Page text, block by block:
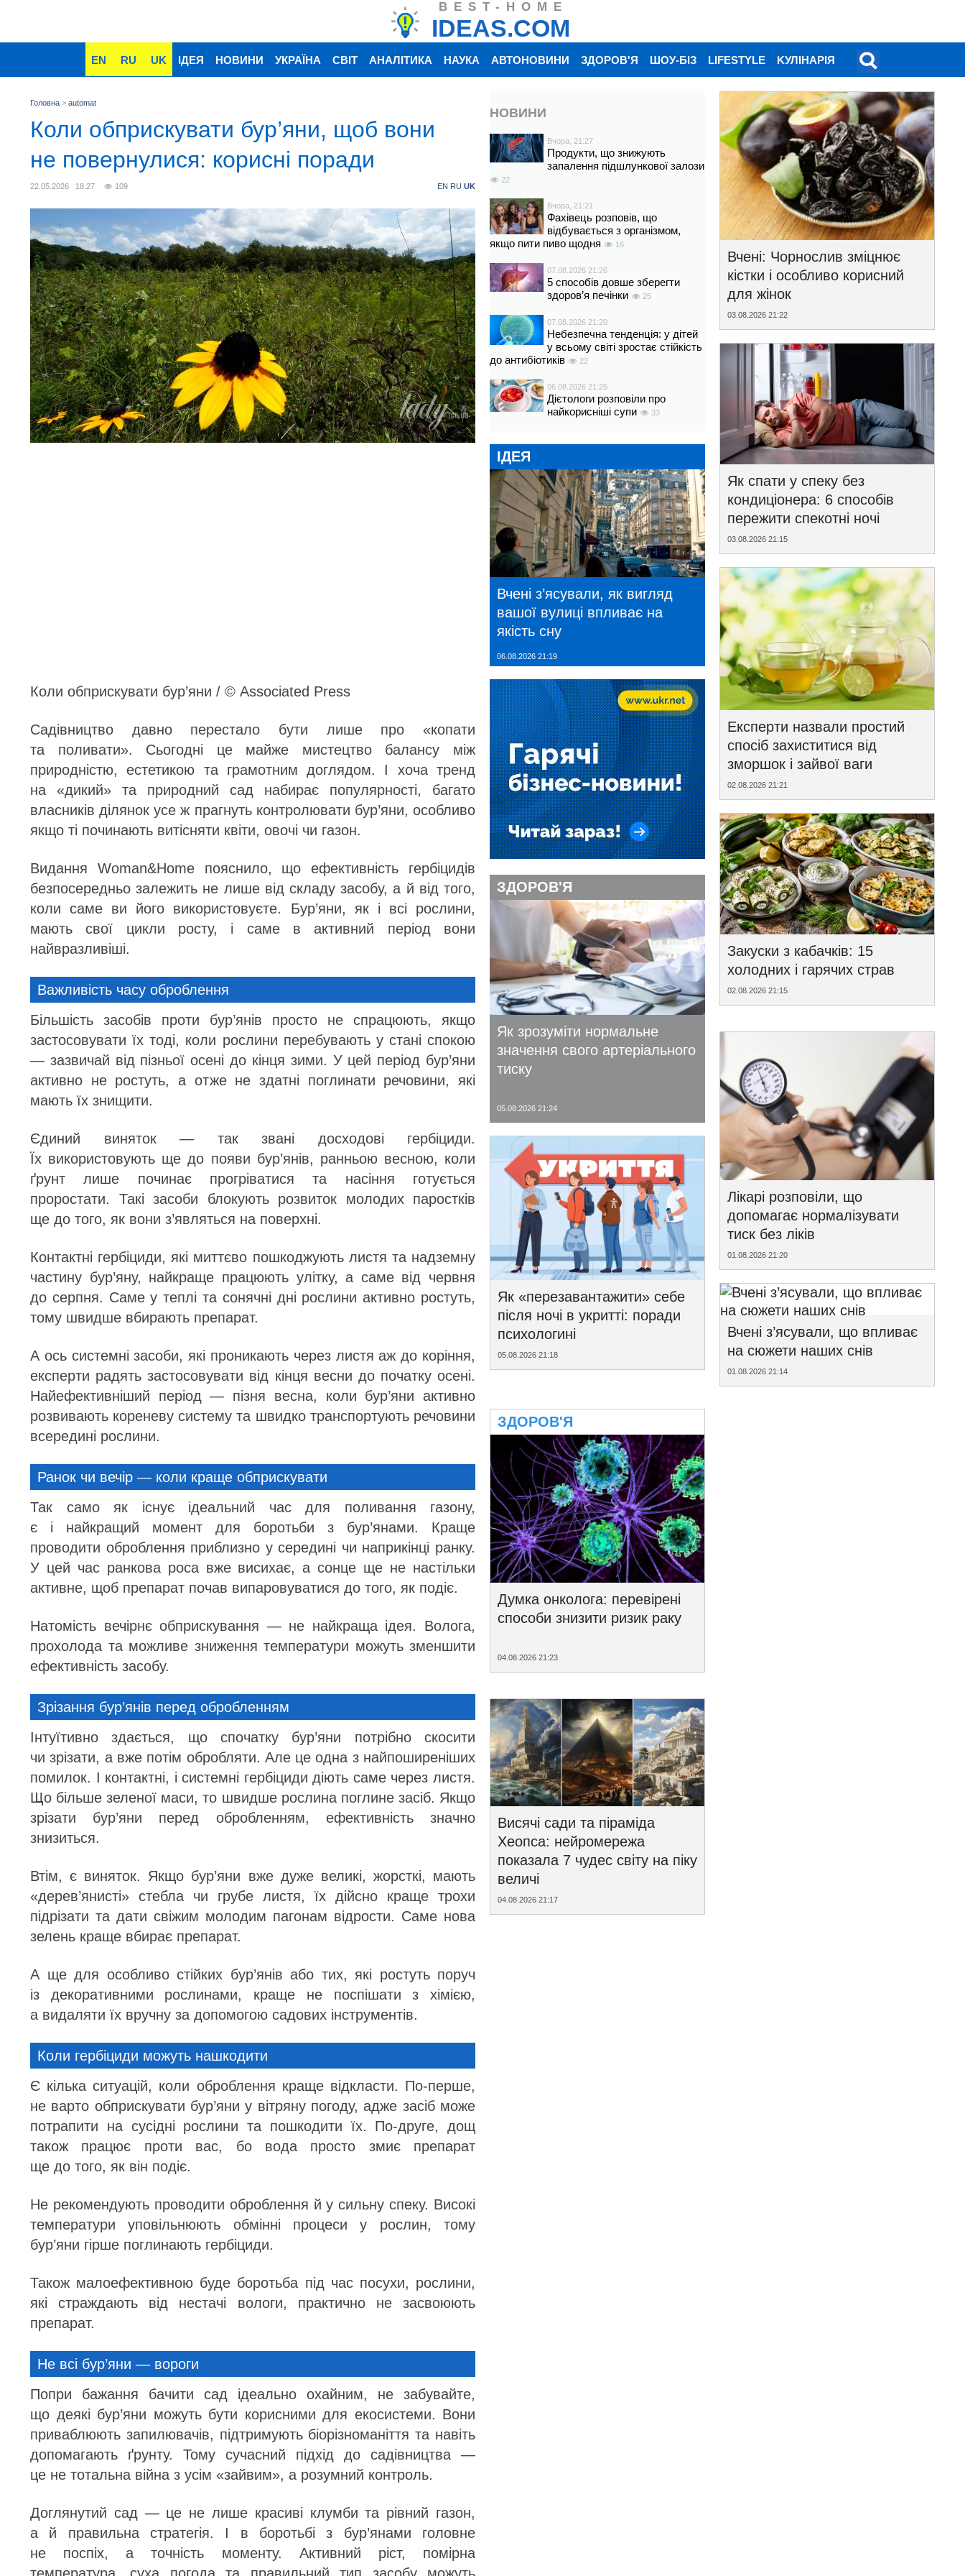
BEST-HOME
IDEAS.COM
EN RU UK ІДЕЯ НОВИНИ УКРАЇНА СВІТ АНАЛІТИКА НАУКА АВТОНОВИНИ ЗДОРОВ'Я ШОУ-БІЗ LIFESTYLE KУЛІНАРІЯ
Головна > automat
Коли обприскувати бур’яни, щоб вони
не повернулися: корисні поради
22.05.2026 18:27 109 EN RU UK
Коли обприскувати бур’яни / © Associated Press
Садівництво давно перестало бути лише про «копати
та поливати». Сьогодні це майже мистецтво балансу між
природністю, естетикою та грамотним доглядом. І хоча тренд
на «дикий» та природний сад набирає популярності, багато
власників ділянок усе ж прагнуть контролювати бур’яни, особливо
якщо ті починають витісняти квіти, овочі чи газон.
Видання Woman&Home пояснило, що ефективність гербіцидів
безпосередньо залежить не лише від складу засобу, а й від того,
коли саме ви його використовуєте. Бур’яни, як і всі рослини,
мають свої цикли росту, і саме в активний період вони
найвразливіші.
Важливість часу оброблення
Більшість засобів проти бур’янів просто не спрацюють, якщо
застосовувати їх тоді, коли рослини перебувають у стані спокою
— зазвичай від пізньої осені до кінця зими. У цей період бур’яни
активно не ростуть, а отже не здатні поглинати речовини, які
мають їх знищити.
Єдиний виняток — так звані досходові гербіциди.
Їх використовують ще до появи бур’янів, ранньою весною, коли
ґрунт лише починає прогріватися та насіння готується
проростати. Такі засоби блокують розвиток молодих паростків
ще до того, як вони з’являться на поверхні.
Контактні гербіциди, які миттєво пошкоджують листя та надземну
частину бур’яну, найкраще працюють улітку, а саме від червня
до серпня. Саме у теплі та сонячні дні рослини активно ростуть,
тому швидше вбирають препарат.
А ось системні засоби, які проникають через листя аж до коріння,
експерти радять застосовувати від кінця весни до початку осені.
Найефективніший період — пізня весна, коли бур’яни активно
розвивають кореневу систему та швидко транспортують речовини
всередині рослини.
Ранок чи вечір — коли краще обприскувати
Так само як існує ідеальний час для поливання газону,
є і найкращий момент для боротьби з бур’янами. Краще
проводити оброблення приблизно у середині чи наприкінці ранку.
У цей час ранкова роса вже висихає, а сонце ще не настільки
активне, щоб препарат почав випаровуватися до того, як подіє.
Натомість вечірнє обприскування — не найкраща ідея. Волога,
прохолода та можливе зниження температури можуть зменшити
ефективність засобу.
Зрізання бур’янів перед обробленням
Інтуїтивно здається, що спочатку бур’яни потрібно скосити
чи зрізати, а вже потім обробляти. Але це одна з найпоширеніших
помилок. І контактні, і системні гербіциди діють саме через листя.
Що більше зеленої маси, то швидше рослина поглине засіб. Якщо
зрізати бур’яни перед обробленням, ефективність значно
знизиться.
Втім, є виняток. Якщо бур’яни вже дуже великі, жорсткі, мають
«дерев’янисті» стебла чи грубе листя, їх дійсно краще трохи
підрізати та дати свіжим молодим пагонам відрости. Саме нова
зелень краще вбирає препарат.
А ще для особливо стійких бур’янів або тих, які ростуть поруч
із декоративними рослинами, краще не поспішати з хімією,
а видаляти їх вручну за допомогою садових інструментів.
Коли гербіциди можуть нашкодити
Є кілька ситуацій, коли оброблення краще відкласти. По-перше,
не варто обприскувати бур’яни у вітряну погоду, адже засіб може
потрапити на сусідні рослини та пошкодити їх. По-друге, дощ
також працює проти вас, бо вода просто змиє препарат
ще до того, як він подіє.
Не рекомендують проводити оброблення й у сильну спеку. Високі
температури уповільнюють обмінні процеси у рослин, тому
бур’яни гірше поглинають гербіциди.
Також малоефективною буде боротьба під час посухи, рослини,
які страждають від нестачі вологи, практично не засвоюють
препарат.
Не всі бур’яни — вороги
Попри бажання бачити сад ідеально охайним, не забувайте,
що деякі бур’яни можуть бути корисними для екосистеми. Вони
приваблюють запилювачів, підтримують біорізноманіття та навіть
допомагають ґрунту. Тому сучасний підхід до садівництва —
це не тотальна війна з усім «зайвим», а розумний контроль.
Доглянутий сад — це не лише красиві клумби та рівний газон,
а й правильна стратегія. І в боротьбі з бур’янами головне
не поспіх, а точність моменту. Активний ріст, помірна
НОВИНИ
Вчора, 21:27
Продукти, що знижують
запалення підшлункової залози
22
Вчора, 21:21
Фахівець розповів, що
відбувається з організмом,
якщо пити пиво щодня
16
07.08.2026 21:26
5 способів довше зберегти
здоров’я печінки
25
07.08.2026 21:20
Небезпечна тенденція: у дітей
у всьому світі зростає стійкість
до антибіотиків
22
06.08.2026 21:25
Дієтологи розповіли про
найкорисніші супи
33
ІДЕЯ
Вчені з’ясували, як вигляд
вашої вулиці впливає на
якість сну
06.08.2026 21:19
ЗДОРОВ'Я
Як зрозуміти нормальне
значення свого артеріального
тиску
05.08.2026 21:24
Як «перезавантажити» себе
після ночі в укритті: поради
психологині
05.08.2026 21:18
ЗДОРОВ'Я
Думка онколога: перевірені
способи знизити ризик раку
04.08.2026 21:23
Висячі сади та піраміда
Хеопса: нейромережа
показала 7 чудес світу на піку
величі
04.08.2026 21:17
Вчені: Чорнослив зміцнює
кістки і особливо корисний
для жінок
03.08.2026 21:22
Як спати у спеку без
кондиціонера: 6 способів
пережити спекотні ночі
03.08.2026 21:15
Експерти назвали простий
спосіб захиститися від
зморшок і зайвої ваги
02.08.2026 21:21
Закуски з кабачків: 15
холодних і гарячих страв
02.08.2026 21:15
Лікарі розповіли, що
допомагає нормалізувати
тиск без ліків
01.08.2026 21:20
Вчені з’ясували, що впливає
на сюжети наших снів
01.08.2026 21:14